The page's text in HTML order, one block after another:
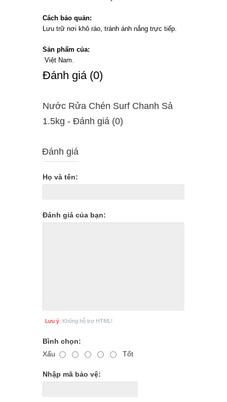
Cách bảo quản:
Lưu trữ nơi khô ráo, tránh ánh nắng trực tiếp.
Sản phẩm của:
Việt Nam.
Ðánh giá (0)
Nước Rửa Chén Surf Chanh Sả
1.5kg - Ðánh giá (0)
Đánh giá
Họ và tên:
Đánh giá của bạn:
Lưu ý: Không hỗ trợ HTML!
Bình chọn:
Xấu
Tốt
Nhập mã bảo vệ: